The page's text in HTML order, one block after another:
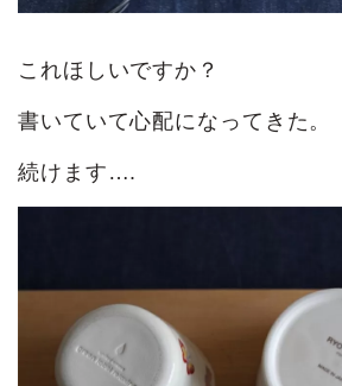
これほしいですか？
書いていて心配になってきた。
続けます….